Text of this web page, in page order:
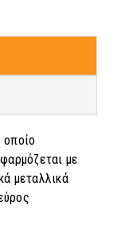
με
μεταλλικά